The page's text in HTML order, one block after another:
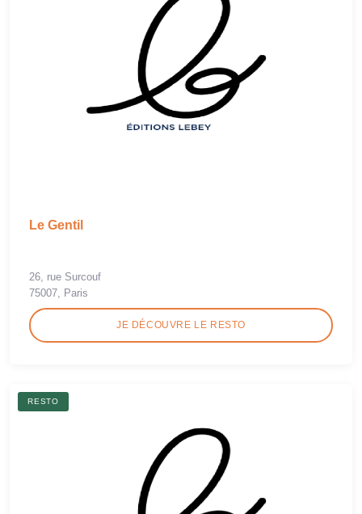
Le Gentil
26, rue Surcouf
75007, Paris
JE DÉCOUVRE LE RESTO
RESTO